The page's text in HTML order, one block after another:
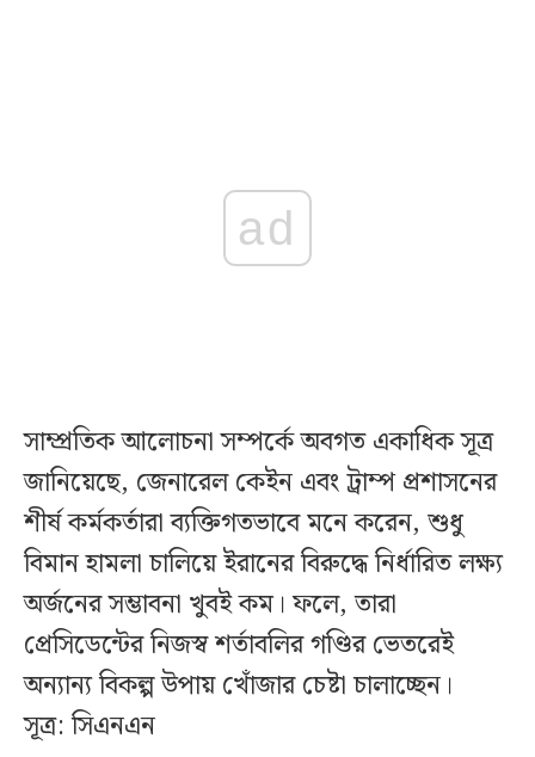
ad
সাম্প্রতিক আলোচনা সম্পর্কে অবগত একাধিক সূত্র
জানিয়েছে, জেনারেল কেইন এবং ট্রাম্প প্রশাসনের
শীর্ষ কর্মকর্তারা ব্যক্তিগতভাবে মনে করেন, শুধু
বিমান হামলা চালিয়ে ইরানের বিরুদ্ধে নির্ধারিত লক্ষ্য
অর্জনের সম্ভাবনা খুবই কম। ফলে, তারা
প্রেসিডেন্টের নিজস্ব শর্তাবলির গণ্ডির ভেতরেই
অন্যান্য বিকল্প উপায় খোঁজার চেষ্টা চালাচ্ছেন।
সূত্র: সিএনএন